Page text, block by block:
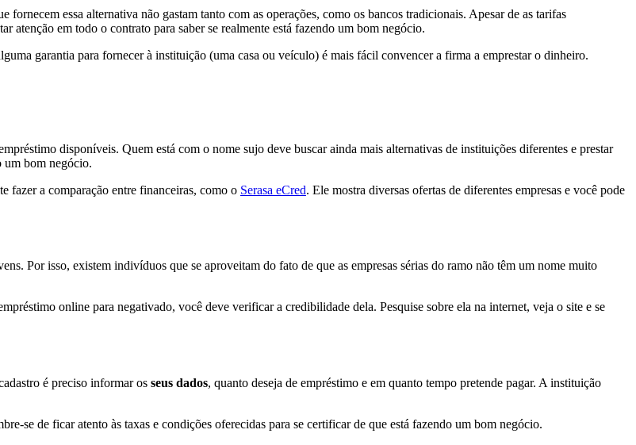
fornecem essa alternativa não gastam tanto com as operações, como os bancos tradicionais. Apesar de as tarifas
atenção em todo o contrato para saber se realmente está fazendo um bom negócio.
garantia para fornecer à instituição (uma casa ou veículo) é mais fácil convencer a firma a emprestar o dinheiro.
disponíveis. Quem está com o nome sujo deve buscar ainda mais alternativas de instituições diferentes e prestar
um bom negócio.
fazer a comparação entre financeiras, como o Serasa eCred. Ele mostra diversas ofertas de diferentes empresas e você pode
Por isso, existem indivíduos que se aproveitam do fato de que as empresas sérias do ramo não têm um nome muito
online para negativado, você deve verificar a credibilidade dela. Pesquise sobre ela na internet, veja o site e se
é preciso informar os seus dados, quanto deseja de empréstimo e em quanto tempo pretende pagar. A instituição
se de ficar atento às taxas e condições oferecidas para se certificar de que está fazendo um bom negócio.